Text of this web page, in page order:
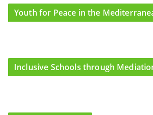
Youth for Peace in the
Inclusive Schools through